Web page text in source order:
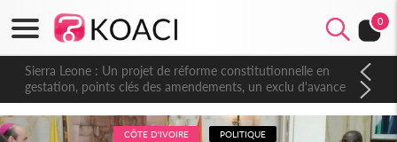
0
Sierra Leone : Un projet de réforme constitutionnelle en
gestation, points clés des amendements, un exclu d'avance
CÔTE D'IVOIRE POLITIQUE